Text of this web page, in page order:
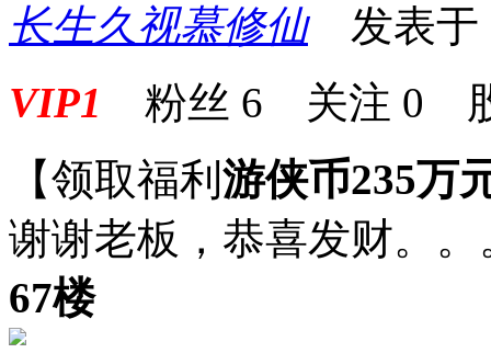
长生久视慕修仙发表于
VIP1 粉丝 6 关注 0
【领取福利 游侠币235万
谢谢老板，恭喜发财。。
67楼